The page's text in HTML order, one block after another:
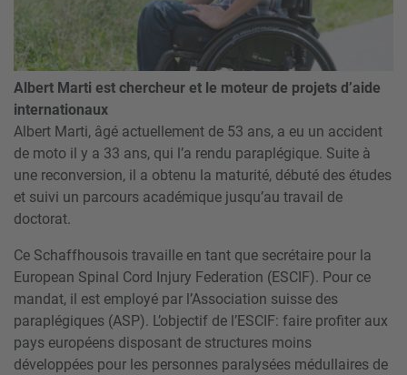
Albert Marti est chercheur et le moteur de projets d’aide
internationaux
Albert Marti, âgé actuellement de 53 ans, a eu un accident
de moto il y a 33 ans, qui l’a rendu paraplégique. Suite à
une reconversion, il a obtenu la maturité, débuté des études
et suivi un parcours académique jusqu’au travail de
doctorat.
Ce Schaffhousois travaille en tant que secrétaire pour la
European Spinal Cord Injury Federation (ESCIF). Pour ce
mandat, il est employé par l’Association suisse des
paraplégiques (ASP). L’objectif de l’ESCIF: faire profiter aux
pays européens disposant de structures moins
développées pour les personnes paralysées médullaires de